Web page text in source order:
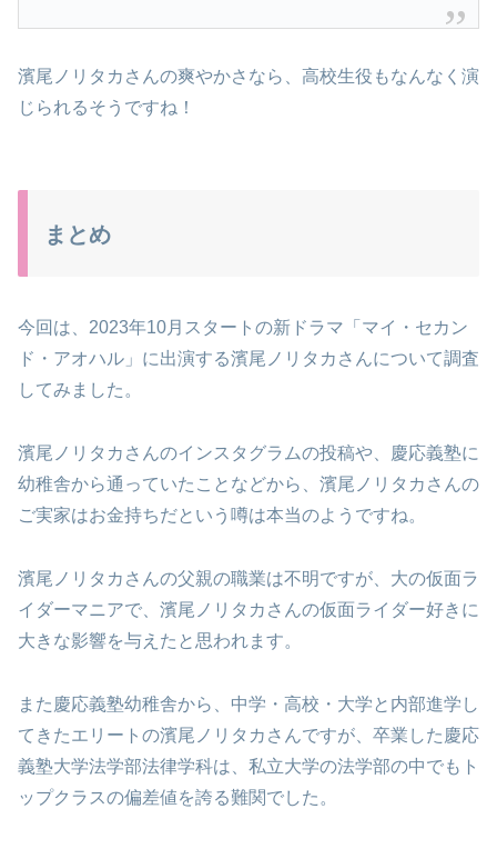
濱尾ノリタカさんの爽やかさなら、高校生役もなんなく演
じられるそうですね！
まとめ
今回は、2023年10月スタートの新ドラマ「マイ・セカン
ド・アオハル」に出演する濱尾ノリタカさんについて調査
してみました。
濱尾ノリタカさんのインスタグラムの投稿や、慶応義塾に
幼稚舎から通っていたことなどから、濱尾ノリタカさんの
ご実家はお金持ちだという噂は本当のようですね。
濱尾ノリタカさんの父親の職業は不明ですが、大の仮面ラ
イダーマニアで、濱尾ノリタカさんの仮面ライダー好きに
大きな影響を与えたと思われます。
また慶応義塾幼稚舎から、中学・高校・大学と内部進学し
てきたエリートの濱尾ノリタカさんですが、卒業した慶応
義塾大学法学部法律学科は、私立大学の法学部の中でもト
ップクラスの偏差値を誇る難関でした。